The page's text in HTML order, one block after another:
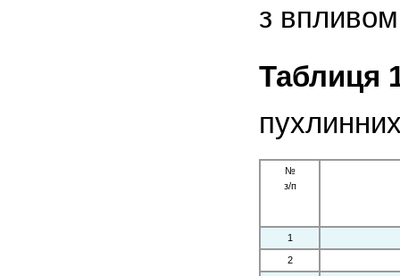
з
Таблиця
№
з/п
1
2